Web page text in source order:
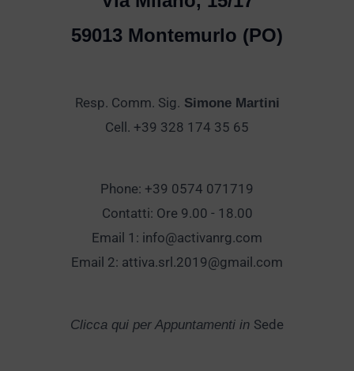
59013 Montemurlo (PO)
Resp. Comm. Sig. Simone Martini
Cell. +39 328 174 35 65
Phone: +39 0574 071719
Contatti: Ore 9.00 - 18.00
Email 1: info@activanrg.com
Email 2: attiva.srl.2019@gmail.com
Clicca qui per Appuntamenti in Sede